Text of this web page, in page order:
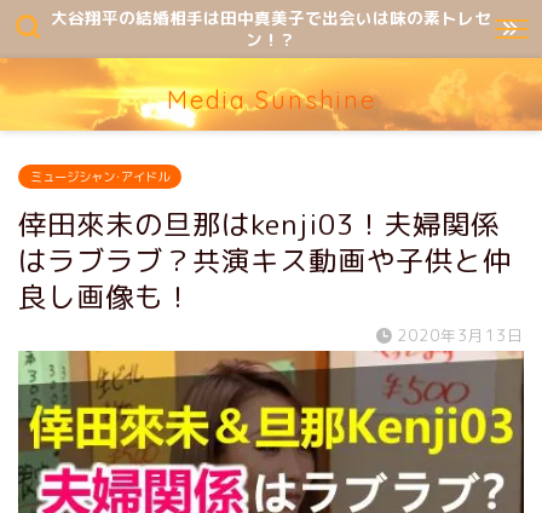
大谷翔平の結婚相手は田中真美子で出会いは味の素トレセ
ン！？
Media Sunshine
ミュージシャン･アイドル
倖田來未の旦那はkenji03！夫婦関係
はラブラブ？共演キス動画や子供と仲
良し画像も！
2020年3月13日